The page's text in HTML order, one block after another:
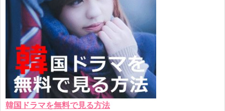
韓国ドラマを無料で見る方法